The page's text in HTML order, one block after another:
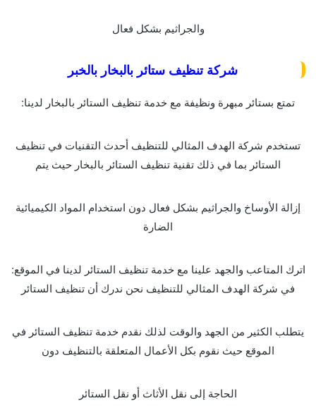
والجراثيم بشكل فعال
شركة تنظيف ستائر بالبخار بالخبر
تمتع بستائر مبهرة ونظيفة مع خدمة تنظيف الستائر بالبخار لدينا:
تستخدم شركة الهدف المثالي للتنظيف أحدث التقنيات في تنظيف
الستائر بما في ذلك تقنية تنظيف الستائر بالبخار حيث يتم
إزالة الأوساخ والجراثيم بشكل فعال دون استخدام المواد الكيميائية
الضارة
اترك المتاعب والجهد علينا مع خدمة تنظيف الستائر لدينا في الموقع:
في شركة الهدف المثالي للتنظيف نحن ندرك أن تنظيف الستائر
يتطلب الكثير من الجهد والوقت لذلك نقدم خدمة تنظيف الستائر في
الموقع حيث نقوم بكل الأعمال المتعلقة بالتنظيف دون
الحاجة إلى نقل الأثاث أو نقل الستائر